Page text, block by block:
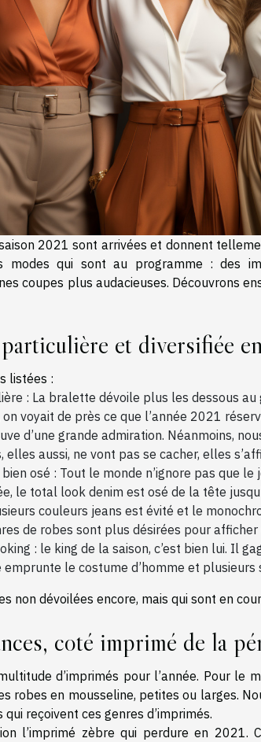
2021 sont arrivées et donnent
modes qui sont au programme : des
coupes plus audacieuses. Découvrons
et diversifiée
listées :
: La bralette dévoile plus les dessous au
voyait de près ce que l’année 2021
d’une grande admiration. Néanmoins,
elles aussi, ne vont pas se cacher, elles
osé : Tout le monde n’ignore pas que
le total look denim est osé de la tête
couleurs jeans est évité et le
de robes sont plus désirées pour
: le king de la saison, c’est bien lui. Il
emprunte le costume d’homme et
non dévoilées encore, mais qui sont en
coté imprimé de la
d’imprimés pour l’année. Pour le
robes en mousseline, petites ou larges.
reçoivent ces genres d’imprimés.
l’imprimé zèbre qui perdure en 2021.